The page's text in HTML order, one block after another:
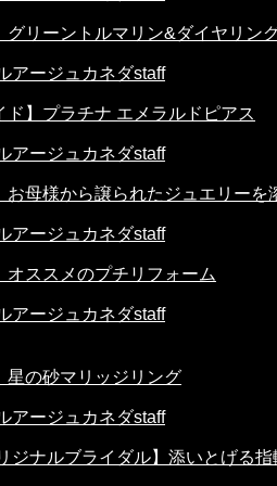
グリーントルマリン&ダイヤリン
アージュカネダstaff
ド】プラチナ エメラルドピアス
アージュカネダstaff
お母様から譲られたジュエリー
アージュカネダstaff
オススメのプチリフォーム
アージュカネダstaff
星の砂マリッジリング
アージュカネダstaff
ジナルブライダル】添いとげる指